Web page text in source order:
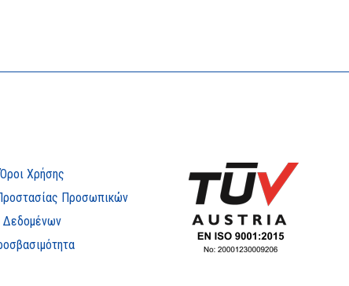
Όροι Χρήσης
Προσωπικών
Δεδομένων